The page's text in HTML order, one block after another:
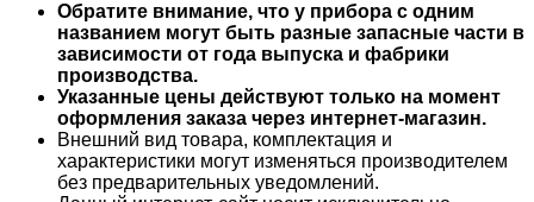
Обратите внимание, что у прибора с одним
названием могут быть разные запасные части в
зависимости от года выпуска и фабрики
производства.
Указанные цены действуют только на момент
оформления заказа через интернет-магазин.
Внешний вид товара, комплектация и
характеристики могут изменяться производителем
без предварительных уведомлений.